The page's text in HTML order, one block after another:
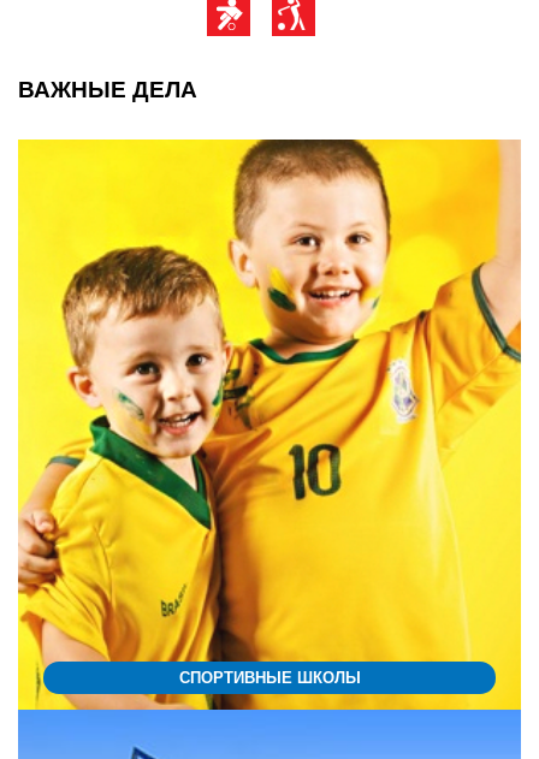
ВАЖНЫЕ ДЕЛА
СПОРТИВНЫЕ ШКОЛЫ